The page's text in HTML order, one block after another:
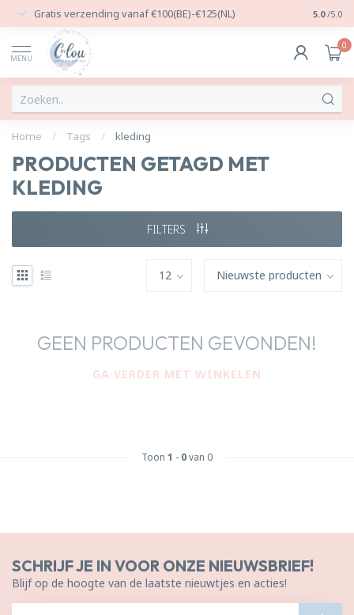
Gratis verzending vanaf €100(BE)-€125(NL) 24/7
5.0 /5.0
MENU
0
Home / Tags / kleding
PRODUCTEN GETAGD MET
KLEDING
FILTERS
GEEN PRODUCTEN GEVONDEN!
GA VERDER MET WINKELEN
Toon 1 - 0van 0
SCHRIJF JE IN VOOR ONZE NIEUWSBRIEF!
Blijf op de hoogte van de laatste nieuwtjes en acties!